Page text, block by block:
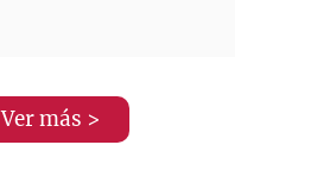
Ver más >